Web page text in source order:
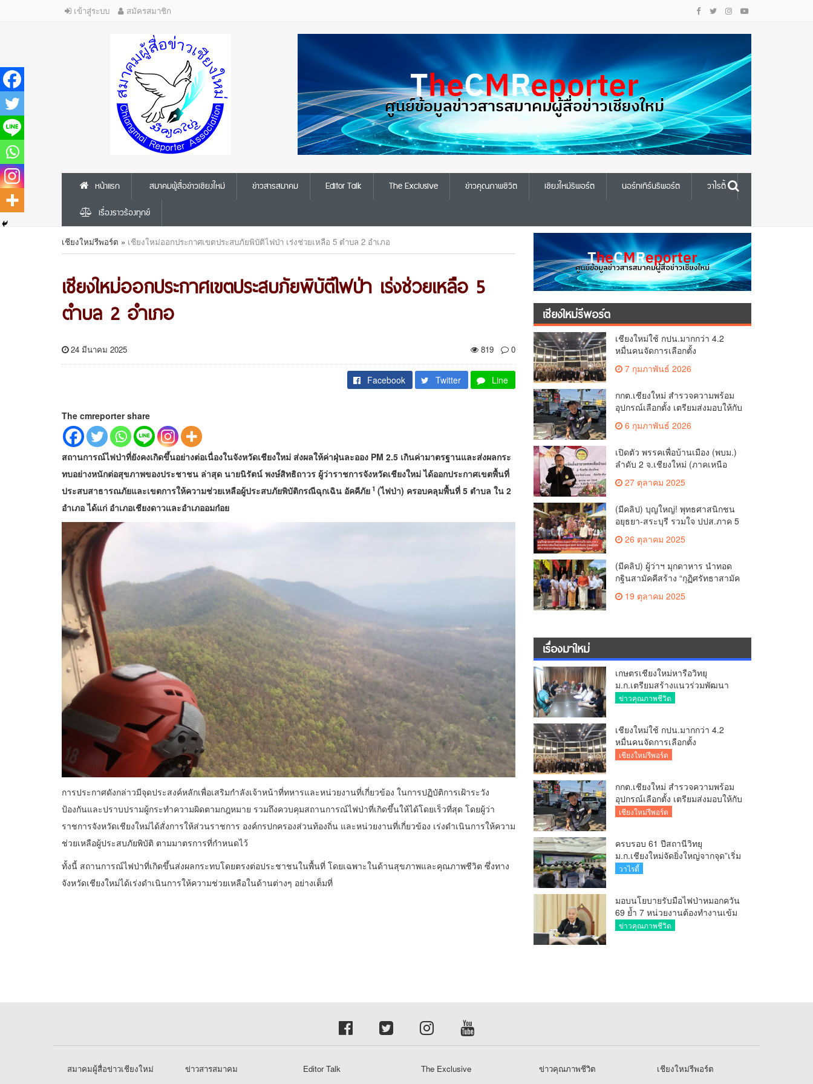
เข้าสู่ระบบ สมัครสมาชิก
หน้าแรก สมาคมผู้สื่อข่าวเชียงใหม่ ข่าวสารสมาคม Editor Talk The Exclusive ข่าวคุณภาพชีวิต เชียงใหม่รีพอร์ต นอร์ทเทิร์นรีพอร์ต
วาไรตี้
เรื่องราวร้องทุกข์
เชียงใหม่รีพอร์ต » เชียงใหม่ออกประกาศเขตประสบภัยพิบัติไฟป่า เร่งช่วยเหลือ 5 ตำบล 2 อำเภอ
เชียงใหม่ออกประกาศเขตประสบภัยพิบัติไฟป่า เร่งช่วยเหลือ 5
ตำบล 2 อำเภอ
24 มีนาคม 2025 819 0
Facebook Twitter Line
The cmreporter share
สถานการณ์ไฟป่าที่ยังคงเกิดขึ้นอย่างต่อเนื่องในจังหวัดเชียงใหม่ ส่งผลให้ค่าฝุ่นละออง PM 2.5 เกินค่ามาตรฐานและส่งผลกระ
ทบอย่างหนักต่อสุขภาพของประชาชน ล่าสุด นายนิรัตน์ พงษ์สิทธิถาวร ผู้ว่าราชการจังหวัดเชียงใหม่ ได้ออกประกาศเขตพื้นที่
ประสบสาธารณภัยและเขตการให้ความช่วยเหลือผู้ประสบภัยพิบัติกรณีฉุกเฉิน อัคคีภัย 1 (ไฟป่า) ครอบคลุมพื้นที่ 5 ตำบล ใน 2
อำเภอ ได้แก่ อำเภอเชียงดาวและอำเภออมก๋อย
การประกาศดังกล่าวมีจุดประสงค์หลักเพื่อเสริมกำลังเจ้าหน้าที่ทหารและหน่วยงานที่เกี่ยวข้อง ในการปฏิบัติการเฝ้าระวัง
ป้องกันและปราบปรามผู้กระทำความผิดตามกฎหมาย รวมถึงควบคุมสถานการณ์ไฟป่าที่เกิดขึ้นให้ได้โดยเร็วที่สุด โดยผู้ว่า
ราชการจังหวัดเชียงใหม่ได้สั่งการให้ส่วนราชการ องค์กรปกครองส่วนท้องถิ่น และหน่วยงานที่เกี่ยวข้อง เร่งดำเนินการให้ความ
ช่วยเหลือผู้ประสบภัยพิบัติ ตามมาตรการที่กำหนดไว้
ทั้งนี้ สถานการณ์ไฟป่าที่เกิดขึ้นส่งผลกระทบโดยตรงต่อประชาชนในพื้นที่ โดยเฉพาะในด้านสุขภาพและคุณภาพชีวิต ซึ่งทาง
จังหวัดเชียงใหม่ได้เร่งดำเนินการให้ความช่วยเหลือในด้านต่างๆ อย่างเต็มที่
เชียงใหม่รีพอร์ต
เชียงใหม่ใช้ กปน.มากกว่า 4.2
หมื่นคนจัดการเลือกตั้ง
กกต.เชียงใหม่ ร่วมกับ นายอำเภอ
หางดง ตรวจความเรียบร้อย การ
7 กุมภาพันธ์ 2026
กกต.เชียงใหม่ สำรวจความพร้อม
อุปกรณ์เลือกตั้ง เตรียมส่งมอบให้กับ
ทุกหน่วยเลือกตั้งในวันพรุ่งนี้
6 กุมภาพันธ์ 2026
เปิดตัว พรรคเพื่อบ้านเมือง (พบม.)
ลำดับ 2 จ.เชียงใหม่ (ภาคเหนือ
ตอนบน) ชูนโยบาย ปลดหนี้ สร้าง
รายได้ ตั้งกองทุนเกษตรกร สร้าง
ประชาชน นำกฎหมายบังคับใช้
และเผาทำลายยาเสพติดทิ้งทันที
หากจับได้
27 ตุลาคม 2025
(มีคลิป) บุญใหญ่! พุทธศาสนิกชน
อยุธยา-สระบุรี รวมใจ ปปส.ภาค 5
และศรัทธาเชียงใหม่ ทอดกฐิน
สามัคคี วัดร้องอ้อ
26 ตุลาคม 2025
(มีคลิป) ผู้ว่าฯ มุกดาหาร นำทอด
กฐินสามัคคีสร้าง “กุฏิศรัทธาสามัค
คีฯ” วัดทากู่แก้วลำพูน ยอดปัจจัย 5
แสนกว่าบาท
19 ตุลาคม 2025
เรื่องมาใหม่
เกษตรเชียงใหม่หารือวิทยุ
ม.ก.เตรียมสร้างแนวร่วมพัฒนา
คุณภาพชีวิตเกษตรกร สื่อสาร
ข่าวคุณภาพชีวิต
เชียงใหม่ใช้ กปน.มากกว่า 4.2
หมื่นคนจัดการเลือกตั้ง
กกต.เชียงใหม่ ร่วมกับ นายอำเภอ
เชียงใหม่รีพอร์ต
กกต.เชียงใหม่ สำรวจความพร้อม
อุปกรณ์เลือกตั้ง เตรียมส่งมอบให้กับ
ทุกหน่วยเลือกตั้งในวันพรุ่งนี้
เชียงใหม่รีพอร์ต
ครบรอบ 61 ปีสถานีวิทยุ
ม.ก.เชียงใหม่จัดยิ่งใหญ่จากจุด”เริ่ม
ต้นจากเสาไม้ไผ่ จนถึงวันที่มี
วาไรตี้
มอบนโยบายรับมือไฟป่าหมอกควัน
69 ย้ำ 7 หน่วยงานต้องทำงานเข้ม
ข้น ชี้ “ผู้ว่า” คีย์แมนสำคัญทำ
ข่าวคุณภาพชีวิต
สมาคมผู้สื่อข่าวเชียงใหม่ ข่าวสารสมาคม Editor Talk The Exclusive ข่าวคุณภาพชีวิต เชียงใหม่รีพอร์ต